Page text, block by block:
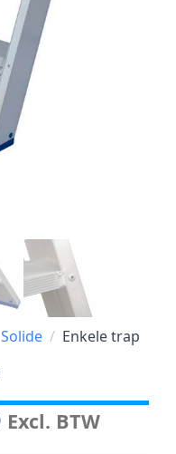
Solide
Enkele trap
Excl. BTW